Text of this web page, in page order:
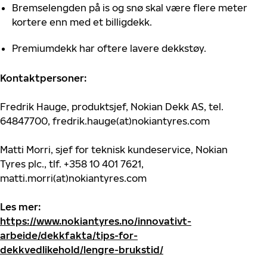
Bremselengden på is og snø skal være flere meter
kortere enn med et billigdekk.
Premiumdekk har oftere lavere dekkstøy.
Kontaktpersoner:
Fredrik Hauge, produktsjef, Nokian Dekk AS, tel.
64847700, fredrik.hauge(at)nokiantyres.com
Matti Morri, sjef for teknisk kundeservice, Nokian
Tyres plc., tlf. +358 10 401 7621,
matti.morri(at)nokiantyres.com
Les mer:
https://www.nokiantyres.no/innovativt-
arbeide/dekkfakta/tips-for-
dekkvedlikehold/lengre-brukstid/